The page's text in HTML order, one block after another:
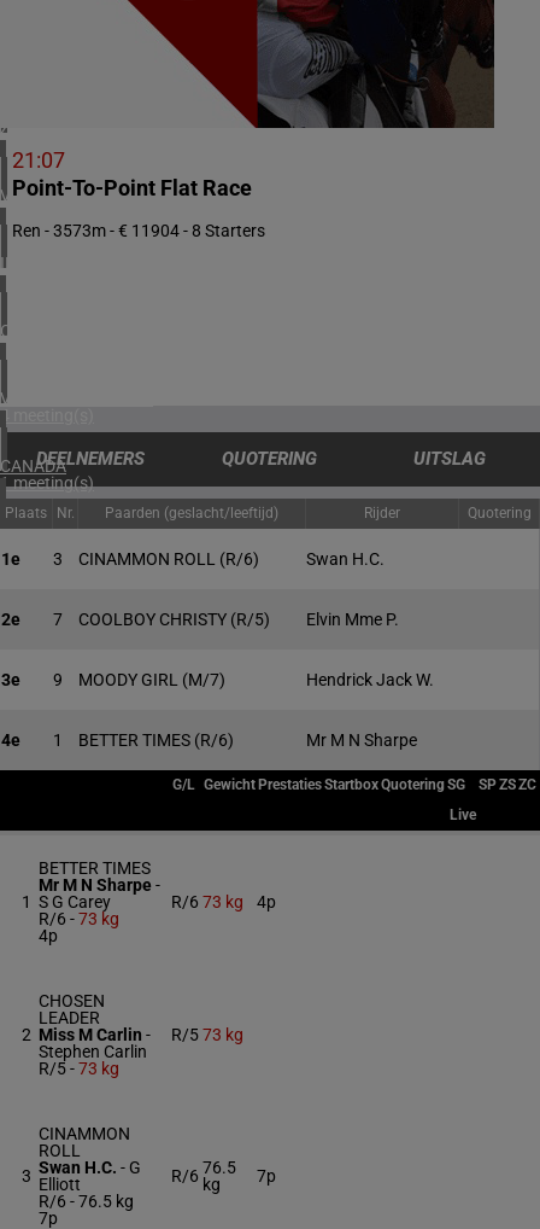
ZUID-AFRIKA
1 meeting(s)
VERENIGD KONINKRIJK
5 meeting(s)
IERLAND
2 meeting(s)
CHILI
1 meeting(s)
VERENIGDE STATEN
4 meeting(s)
CANADA
1 meeting(s)
21:07
Point-To-Point Flat Race
Ren - 3573m - € 11904 - 8 Starters
DEELNEMERS QUOTERING UITSLAG
Plaats Nr. Paarden (geslacht/leeftijd) Rijder Quotering
1e 3 CINAMMON ROLL (R/6) Swan H.C.
2e 7 COOLBOY CHRISTY (R/5) Elvin Mme P.
3e 9 MOODY GIRL (M/7) Hendrick Jack W.
4e 1 BETTER TIMES (R/6) Mr M N Sharpe
G/L Gewicht PrestatiesStartboxQuoteringSG SPZSZC
Live
1
BETTER TIMES
Mr M N Sharpe-
S G Carey
R/6 -73 kg
4p
R/6 73 kg 4p
2
CHOSEN
LEADER
Miss M Carlin -
Stephen Carlin
R/5 -73 kg
R/573 kg
3
CINAMMON
ROLL
Swan H.C. - G
Elliott
R/6 -76.5 kg
7p
R/6 76.5
kg
7p